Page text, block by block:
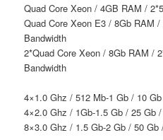
Quad Core Xeon / 4GB RAM /
Quad Core Xeon E3 / 8Gb RAM
Bandwidth
2*Quad Core Xeon / 8Gb RAM /
Bandwidth
4×1.0 Ghz / 512 Mb-1 Gb / 10
4×2.0 Ghz / 1Gb-1.5 Gb / 25 Gb
8×3.0 Ghz / 1.5 Gb-2 Gb / 50